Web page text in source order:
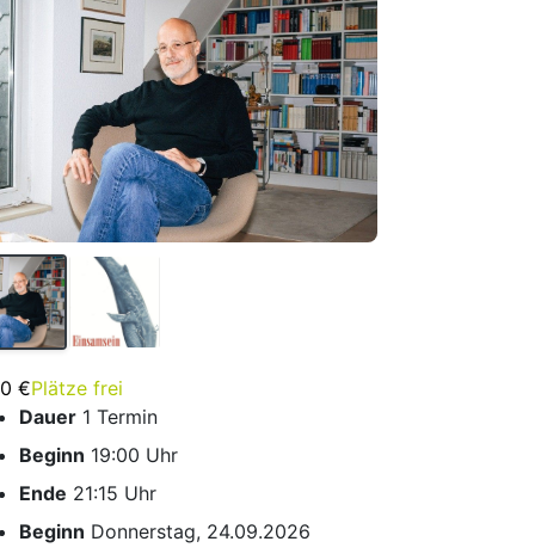
€Plätze frei
Dauer 1 Termin
Beginn 19:00 Uhr
Ende 21:15 Uhr
Beginn Donnerstag, 24.09.2026